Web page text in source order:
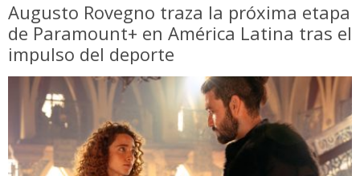
Augusto Rovegno traza la próxima etapa
de Paramount+ en América Latina tras el
impulso del deporte